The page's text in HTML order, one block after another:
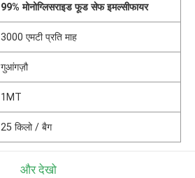
99% मोनोग्लिसराइड फूड सेफ इमल्सीफायर
3000 एमटी प्रति माह
गुआंगज़ौ
1MT
25 किलो / बैग
और देखो